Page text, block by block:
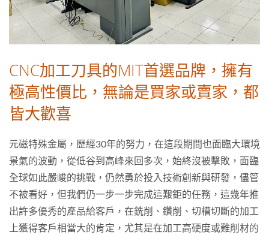
CNC加工刀具的MIT首選品牌，擁有
極高性價比，無論是買家或賣家，都
皆大歡喜
元磁特殊金屬，歷經30年的努力，在這段期間也面臨大環境
景氣的波動，從低谷到高峰來回多次，始終沒被擊敗，面臨
全球如此嚴峻的挑戰，仍然勇於投入技術創新與研發，儘管
不被看好，但我們仍一步一步完成這艱鉅的任務，這幾年推
出許多優秀的產品給客戶，在銑削、鑽削、切槽切斷的加工
上獲得客戶相當大的肯定，尤其是在加工高硬度或難削材的